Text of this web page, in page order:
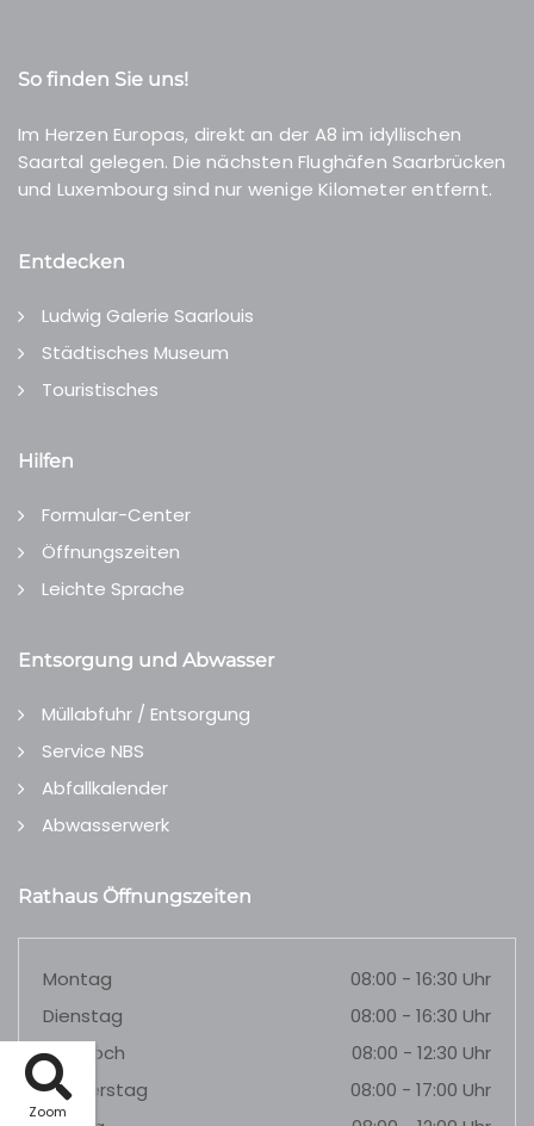
Zoom
So finden Sie uns!
Im Herzen Europas, direkt an der A8 im idyllischen
Saartal gelegen. Die nächsten Flughäfen Saarbrücken
und Luxembourg sind nur wenige Kilometer entfernt.
Entdecken
Ludwig Galerie Saarlouis
Städtisches Museum
Touristisches
Hilfen
Formular-Center
Öffnungszeiten
Leichte Sprache
Entsorgung und Abwasser
Müllabfuhr / Entsorgung
Service NBS
Abfallkalender
Abwasserwerk
Rathaus Öffnungszeiten
Montag
08:00 - 16:30 Uhr
Dienstag
08:00 - 16:30 Uhr
Mittwoch
08:00 - 12:30 Uhr
Donnerstag
08:00 - 17:00 Uhr